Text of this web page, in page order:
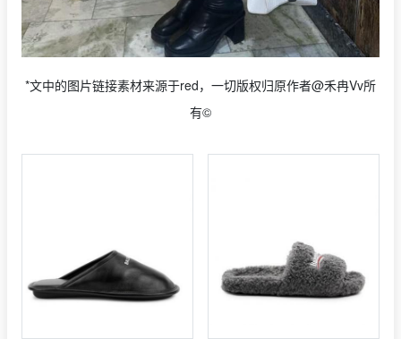
*文中的图片链接素材来源于red，一切版权归原作者@禾冉Vv所
有©